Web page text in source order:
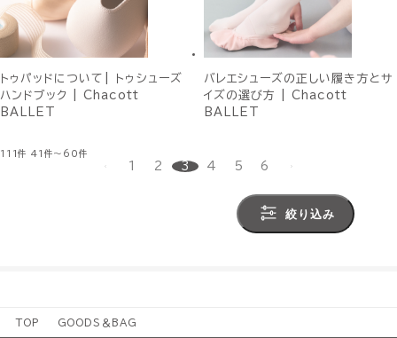
トゥパッドについて| トゥシューズ
ハンドブック | Chacott
BALLET
バレエシューズの正しい履き方とサ
イズの選び方 | Chacott
BALLET
111件 41件～60件
1 2 3 4 5 6
絞り込み
TOP GOODS＆BAG